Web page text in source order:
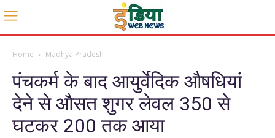
Home Madhya Pradesh
पंचकर्म के बाद आयुर्वेदिक औषधियां
देने से औसत शुगर लेवल 350 से
घटकर 200 तक आया